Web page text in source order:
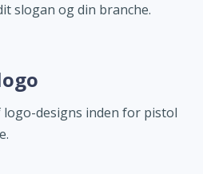
slogan og din branche.
logo-designs inden for pistol